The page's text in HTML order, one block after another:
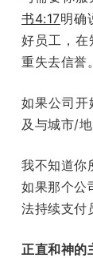
书4:17明确
好员工，在
重失去信誉。
如果公司
及与城市/
我不知道你
如果那个公
法持续支付
正直和神的